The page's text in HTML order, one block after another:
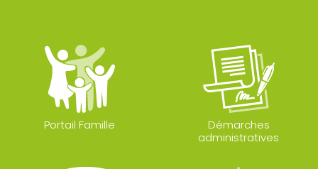
Portail Famille
Démarches
administratives